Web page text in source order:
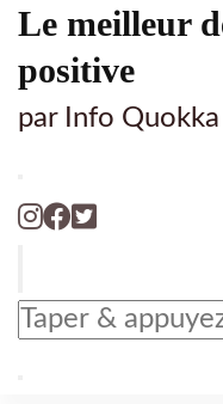
Le meilleur
positive
par Info Quokka
Vous
recherchiez